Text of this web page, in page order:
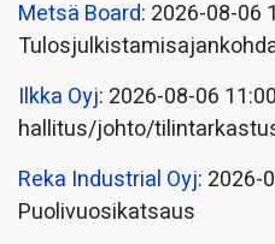
Metsä Board: 2026-08-06
Ilkka Oyj: 2026-08-06
hallitus/johto/
Reka Industrial Oyj: 2026-
Puolivuosikatsaus